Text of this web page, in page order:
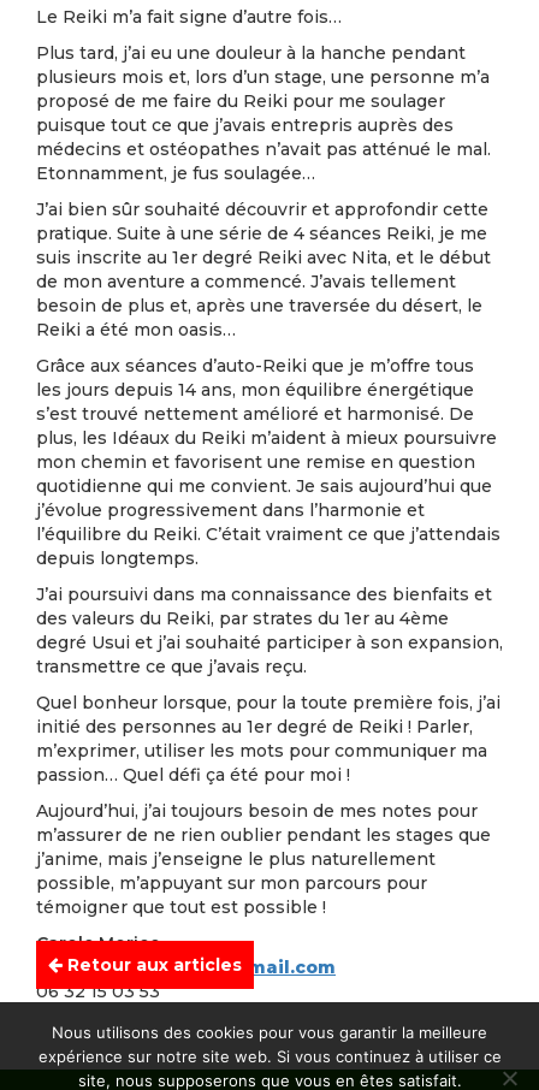
Retour aux articles
Le Reiki m’a fait signe d’autre fois…
Plus tard, j’ai eu une douleur à la hanche pendant
plusieurs mois et, lors d’un stage, une personne m’a
proposé de me faire du Reiki pour me soulager
puisque tout ce que j’avais entrepris auprès des
médecins et ostéopathes n’avait pas atténué le mal.
Etonnamment, je fus soulagée…
J’ai bien sûr souhaité découvrir et approfondir cette
pratique. Suite à une série de 4 séances Reiki, je me
suis inscrite au 1er degré Reiki avec Nita, et le début
de mon aventure a commencé. J’avais tellement
besoin de plus et, après une traversée du désert, le
Reiki a été mon oasis…
Grâce aux séances d’auto-Reiki que je m’offre tous
les jours depuis 14 ans, mon équilibre énergétique
s’est trouvé nettement amélioré et harmonisé. De
plus, les Idéaux du Reiki m’aident à mieux poursuivre
mon chemin et favorisent une remise en question
quotidienne qui me convient. Je sais aujourd’hui que
j’évolue progressivement dans l’harmonie et
l’équilibre du Reiki. C’était vraiment ce que j’attendais
depuis longtemps.
J’ai poursuivi dans ma connaissance des bienfaits et
des valeurs du Reiki, par strates du 1er au 4ème
degré Usui et j’ai souhaité participer à son expansion,
transmettre ce que j’avais reçu.
Quel bonheur lorsque, pour la toute première fois, j’ai
initié des personnes au 1er degré de Reiki ! Parler,
m’exprimer, utiliser les mots pour communiquer ma
passion… Quel défi ça été pour moi !
Aujourd’hui, j’ai toujours besoin de mes notes pour
m’assurer de ne rien oublier pendant les stages que
j’anime, mais j’enseigne le plus naturellement
possible, m’appuyant sur mon parcours pour
témoigner que tout est possible !
Carole Morice
carole.morice836@dbmail.com
06 32 15 03 53
Nous utilisons des cookies pour vous garantir la meilleure
expérience sur notre site web. Si vous continuez à utiliser ce
site, nous supposerons que vous en êtes satisfait.